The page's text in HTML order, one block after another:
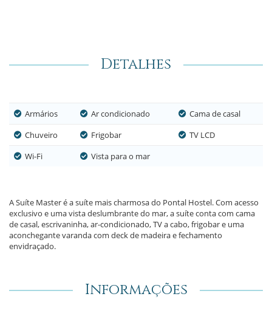
Detalhes
Armários Ar condicionado
Cama de casal
Chuveiro
Frigobar
TV LCD
Wi-Fi
Vista para o mar
A Suíte Master é a suíte mais charmosa do Pontal Hostel. Com acesso
exclusivo e uma vista deslumbrante do mar, a suíte conta com cama
de casal, escrivaninha, ar-condicionado, TV a cabo, frigobar e uma
aconchegante varanda com deck de madeira e fechamento
envidraçado.
Informações